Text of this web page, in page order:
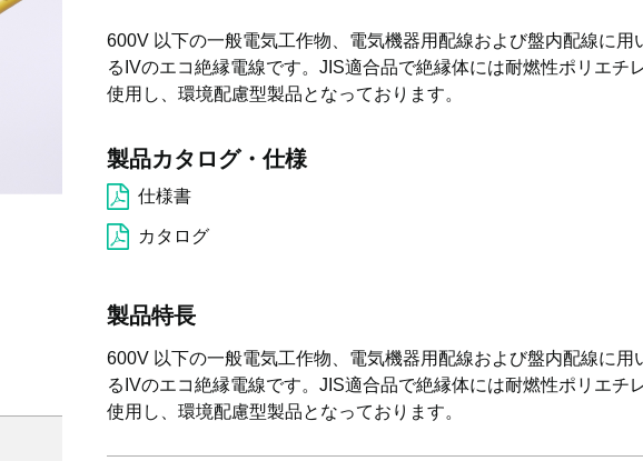
600V 以下の一般電気工作物、電気機器用配線および盤内配線に用
るIVのエコ絶縁電線です。JIS適合品で絶縁体には耐燃性ポリエチ
使用し、環境配慮型製品となっております。
製品カタログ・仕様
仕様書
カタログ
製品特長
600V 以下の一般電気工作物、電気機器用配線および盤内配線に用
るIVのエコ絶縁電線です。JIS適合品で絶縁体には耐燃性ポリエチ
使用し、環境配慮型製品となっております。